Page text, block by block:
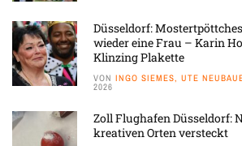
Düsseldorf:
wieder eine Frau – Karin
Klinzing Plakette
VON INGO SIEMES, UTE
2026
Zoll Flughafen Düsseldorf:
kreativen Orten versteckt